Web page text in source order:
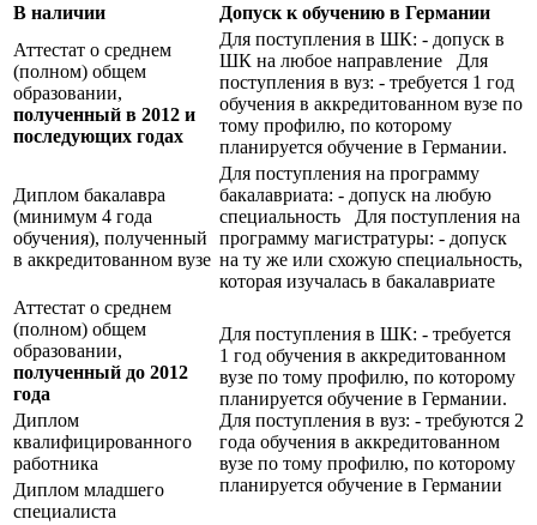
В наличии
Допуск к обучению в Германии
Аттестат о среднем
(полном) общем
образовании,
полученный в 2012 и
последующих годах
Для поступления в ШК: - допуск в
ШК на любое направление Для
поступления в вуз: - требуется 1 год
обучения в аккредитованном вузе по
тому профилю, по которому
планируется обучение в Германии.
Диплом бакалавра
(минимум 4 года
обучения), полученный
в аккредитованном вузе
Для поступления на программу
бакалавриата: - допуск на любую
специальность Для поступления на
программу магистратуры: - допуск
на ту же или схожую специальность,
которая изучалась в бакалавриате
Аттестат о среднем
(полном) общем
образовании,
полученный до 2012
года
Для поступления в ШК: - требуется
1 год обучения в аккредитованном
вузе по тому профилю, по которому
планируется обучение в Германии.
Для поступления в вуз: - требуются 2
года обучения в аккредитованном
вузе по тому профилю, по которому
планируется обучение в Германии
Диплом
квалифицированного
работника
Диплом младшего
специалиста